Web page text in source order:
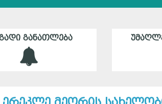
ᲒᲐᲜᲐᲗᲚᲔᲑᲐ